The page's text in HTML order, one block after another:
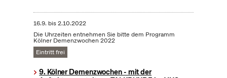
16.9. bis2.10.2022
Die Uhrzeiten entnehmen Sie bitte dem Programm
Kölner Demenzwochen 2022
Eintritt frei
9. Kölner Demenzwochen - mit der